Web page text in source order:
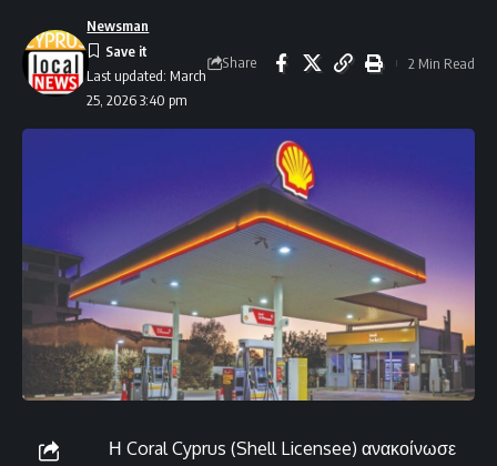
Last updated: March
25, 2026 3:40 pm
Newsman
Share 2 Min Read
Η Coral Cyprus (Shell Licensee) ανακοίνωσε